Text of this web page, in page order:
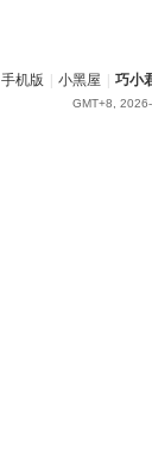
手机版 小黑屋 巧小
GMT+8,